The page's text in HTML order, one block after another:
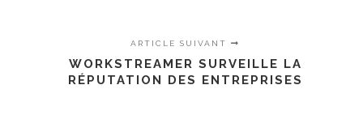
ARTICLE SUIVANT
WORKSTREAMER SURVEILLE LA
RÉPUTATION DES ENTREPRISES